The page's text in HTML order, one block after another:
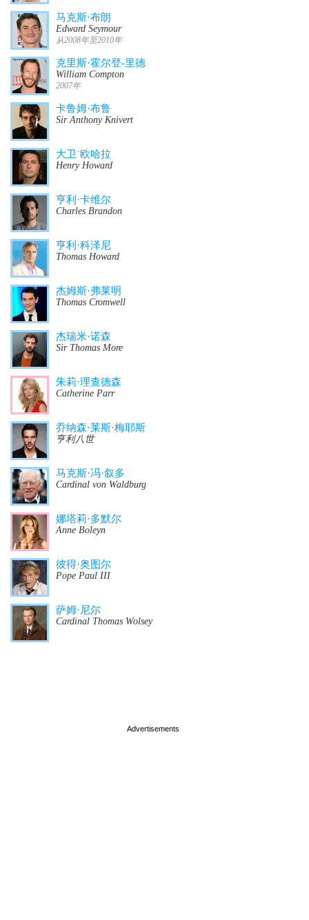
马克斯·布朗
Edward Seymour
从2008年至2010年
克里斯·霍尔登-里德
William Compton
2007年
卡鲁姆·布鲁
Sir Anthony Knivert
大卫˙欧哈拉
Henry Howard
亨利·卡维尔
Charles Brandon
亨利·科泽尼
Thomas Howard
杰姆斯·弗莱明
Thomas Cromwell
杰瑞米·诺森
Sir Thomas More
朱莉·理查德森
Catherine Parr
乔纳森·莱斯·梅耶斯
亨利八世
马克斯·冯·叙多
Cardinal von Waldburg
娜塔莉·多默尔
Anne Boleyn
彼得·奥图尔
Pope Paul III
萨姆·尼尔
Cardinal Thomas Wolsey